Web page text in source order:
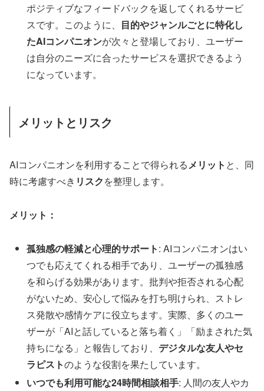
ポジティブなフィードバックを返してくれるサービ
スです。このように、 目的やジャンルごとに特化し
たAIコンパニオンが次々と登場しており、ユーザー
は自分のニーズに合ったサービスを選択できるよう
になっています。
メリットとリスク
AIコンパニオンを利用することで得られるメリット と、同
時に考慮すべき リスクを整理します。
メリット：
孤独感の軽減と心理的サポート: AIコンパニオンはい
つでも応えてくれる相手であり、ユーザーの孤独感
を和らげる効果があります。批判や拒否される心配
がないため、安心して悩みを打ち明けられ、ストレ
ス発散や感情ケアに役立ちます。実際、多くのユー
ザーが「AIと話していると落ち着く」「励まされた気
持ちになる」と報告しており、 デジタルな友人やセ
ラピストのような役割を果たしています。
いつでも利用可能な24時間相談相手: 人間の友人やカ